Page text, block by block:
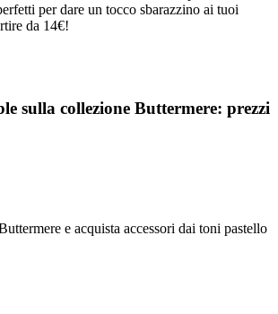
per dare un tocco sbarazzino ai tuoi
da 14€!
sulla collezione Buttermere: prezzi
e acquista accessori dai toni pastello